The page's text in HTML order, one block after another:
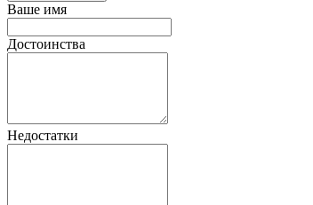
Ваше имя
Достоинства
Недостатки